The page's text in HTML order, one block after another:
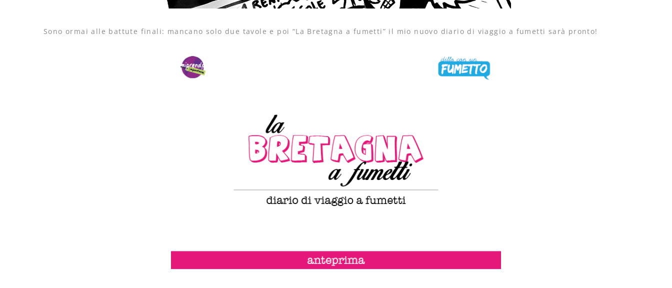
Sono ormai alle battute finali: mancano solo due tavole e poi “La Bretagna a fumetti” il mio nuovo diario di viaggio a fumetti sarà pronto!